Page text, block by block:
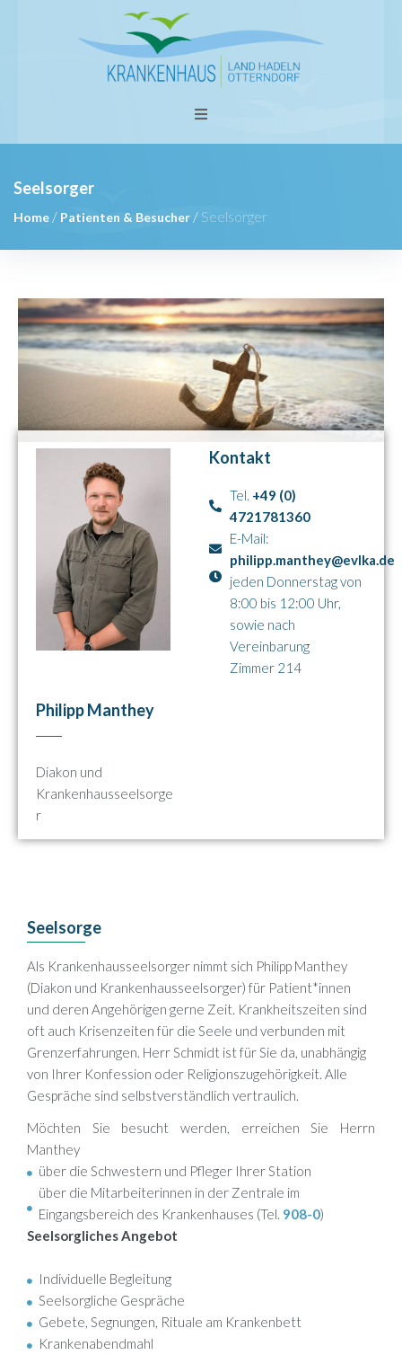
Seelsorger
Home / Patienten & Besucher / Seelsorger
Philipp Manthey
Diakon und
Krankenhausseelsorge
r
Kontakt
Tel. +49 (0)
4721781360
E-Mail:
philipp.manthey@evlka.de
jeden Donnerstag von
8:00 bis 12:00 Uhr,
sowie nach
Vereinbarung
Zimmer 214
Seelsorge
Als Krankenhausseelsorger nimmt sich Philipp Manthey
(Diakon und Krankenhausseelsorger) für Patient*innen
und deren Angehörigen gerne Zeit. Krankheitszeiten sind
oft auch Krisenzeiten für die Seele und verbunden mit
Grenzerfahrungen. Herr Schmidt ist für Sie da, unabhängig
von Ihrer Konfession oder Religionszugehörigkeit. Alle
Gespräche sind selbstverständlich vertraulich.
Möchten Sie besucht werden, erreichen Sie Herrn
Manthey
über die Schwestern und Pfleger Ihrer Station
über die Mitarbeiterinnen in der Zentrale im
Eingangsbereich des Krankenhauses (Tel. 908-0)
Seelsorgliches Angebot
Individuelle Begleitung
Seelsorgliche Gespräche
Gebete, Segnungen, Rituale am Krankenbett
Krankenabendmahl